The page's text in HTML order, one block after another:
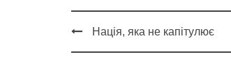
Post
Нація, яка не капітулює